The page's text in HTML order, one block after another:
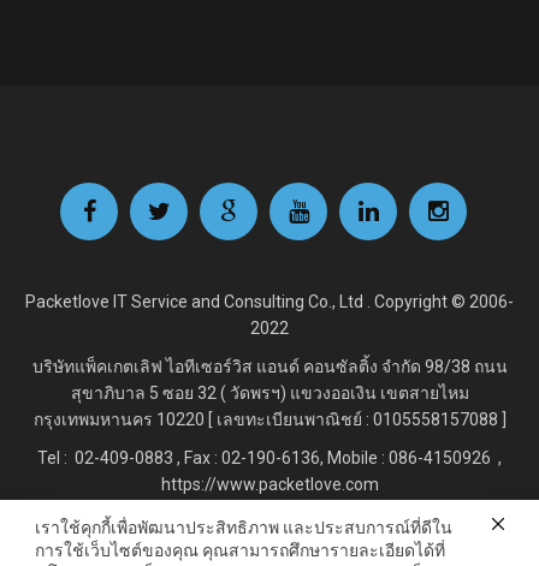
Packetlove IT Service and Consulting Co., Ltd . Copyright © 2006-
2022
บริษัทแพ็คเกตเลิฟ ไอทีเซอร์วิส แอนด์ คอนซัลติ้ง จำกัด 98/38 ถนน
สุขาภิบาล 5 ซอย 32 ( วัดพรฯ) แขวงออเงิน เขตสายไหม
กรุงเทพมหานคร 10220 [ เลขทะเบียนพาณิชย์ : 0105558157088 ]
Tel : 02-409-0883 , Fax : 02-190-6136, Mobile : 086-4150926 ,
https://www.packetlove.com
Line Official : @Packetlove.com
เราใช้คุกกี้เพื่อพัฒนาประสิทธิภาพ และประสบการณ์ที่ดีใน
การใช้เว็บไซต์ของคุณ คุณสามารถศึกษารายละเอียดได้ที่